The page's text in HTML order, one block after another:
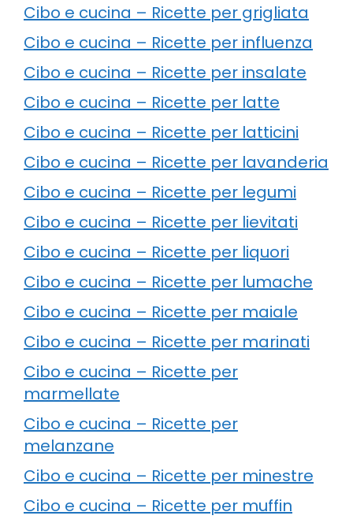
Cibo e cucina – Ricette per grigliata
Cibo e cucina – Ricette per influenza
Cibo e cucina – Ricette per insalate
Cibo e cucina – Ricette per latte
Cibo e cucina – Ricette per latticini
Cibo e cucina – Ricette per lavanderia
Cibo e cucina – Ricette per legumi
Cibo e cucina – Ricette per lievitati
Cibo e cucina – Ricette per liquori
Cibo e cucina – Ricette per lumache
Cibo e cucina – Ricette per maiale
Cibo e cucina – Ricette per marinati
Cibo e cucina – Ricette per
marmellate
Cibo e cucina – Ricette per
melanzane
Cibo e cucina – Ricette per minestre
Cibo e cucina – Ricette per muffin